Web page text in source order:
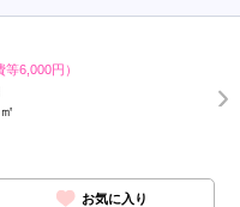
等6,000円）
お気に入り